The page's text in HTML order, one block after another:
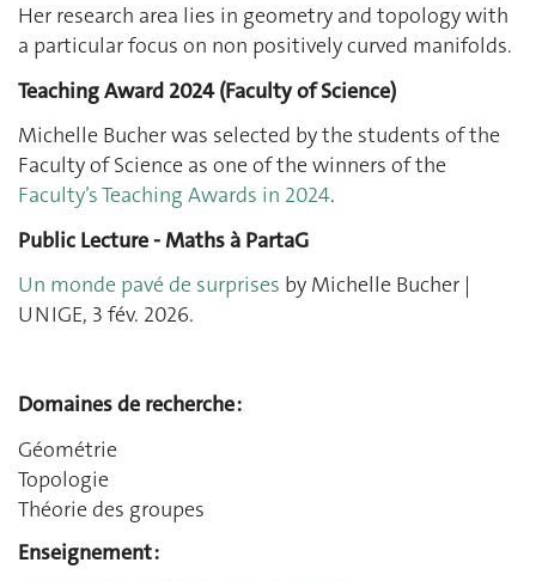
Her research area lies in geometry and topology with
a particular focus on non positively curved manifolds.
Teaching Award 2024 (Faculty of Science)
Michelle Bucher was selected by the students of the
Faculty of Science as one of the winners of the
Faculty’s Teaching Awards in 2024.
Public Lecture - Maths à PartaG
Un monde pavé de surprises by Michelle Bucher |
UNIGE, 3 fév. 2026.
Domaines de recherche :
Géométrie
Topologie
Théorie des groupes
Enseignement :